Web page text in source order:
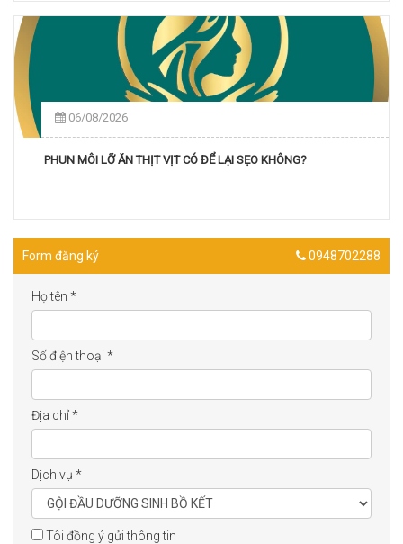
06/08/2026
PHUN MÔI LỠ ĂN THỊT VỊT CÓ ĐỂ LẠI SẸO KHÔNG?
Form đăng ký 0948702288
Họ tên *
Số điện thoại *
Địa chỉ*
Dịch vụ *
Tôi đồng ý gửi thông tin